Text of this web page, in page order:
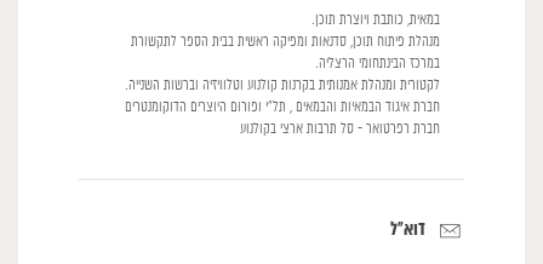
במאית, כותבת ויוצרת תוכן.
מנהלת פיתוח תוכן, סדנאות ומפיקה ראשית בבית הספר לתקשורת
במרכז הבינתחומי הרצליה.
לקטורית ומנהלת אמנותית בקרנות קולנוע וטלוויזיה וברשות השנייה.
חברת איגוד הבמאיות והבמאים , תל״י ופורום היוצרים הדוקומנטרים
חברת רפרטואר - סל תרבות ארצי בקולנוע
דוא"ל